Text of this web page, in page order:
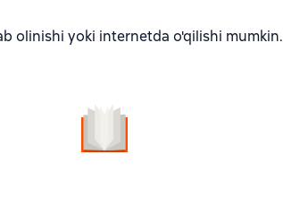
olinishi yoki internetda o'qilishi mumkin.